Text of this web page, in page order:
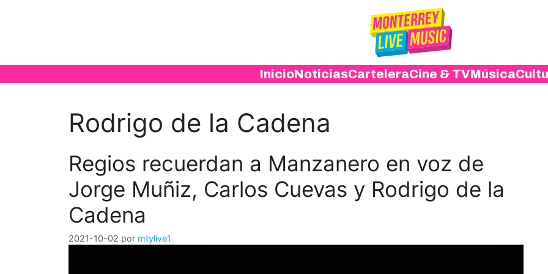
InicioNoticiasCarteleraCine & TVMúsica
Rodrigo de la Cadena
Regios recuerdan a Manzanero en voz de
Jorge Muñiz, Carlos Cuevas y Rodrigo de la
Cadena
2021-10-02 por mtylive1